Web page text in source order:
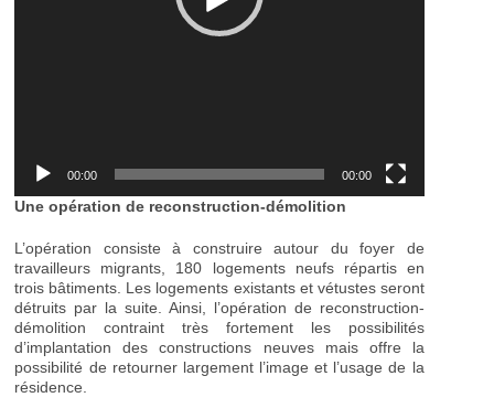
00:00 00:00
Une opération de reconstruction-démolition
L’opération consiste à construire autour du foyer de
travailleurs migrants, 180 logements neufs répartis en
trois bâtiments. Les logements existants et vétustes seront
détruits par la suite. Ainsi, l’opération de reconstruction-
démolition contraint très fortement les possibilités
d’implantation des constructions neuves mais offre la
possibilité de retourner largement l’image et l’usage de la
résidence.